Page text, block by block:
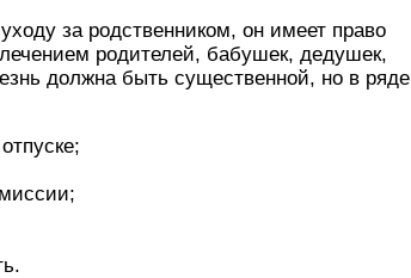
за родственником, он имеет право
родителей, бабушек, дедушек,
должна быть существенной, но в ряде